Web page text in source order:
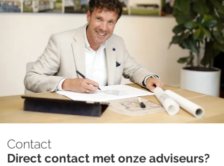
Contact
Direct contact met onze adviseurs?